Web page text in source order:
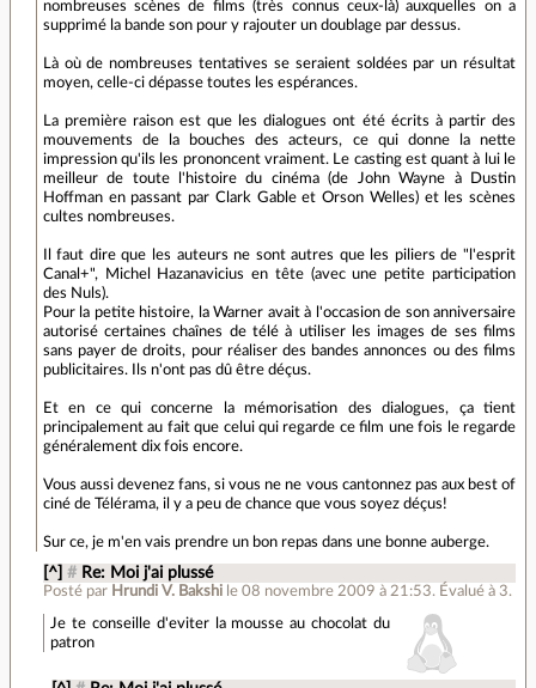
nombreuses scènes de films (très connus ceux-là) auxquelles on a
supprimé la bande son pour y rajouter un doublage par dessus.
Là où de nombreuses tentatives se seraient soldées par un résultat
moyen, celle-ci dépasse toutes les espérances.
La première raison est que les dialogues ont été écrits à partir des
mouvements de la bouches des acteurs, ce qui donne la nette
impression qu'ils les prononcent vraiment. Le casting est quant à lui le
meilleur de toute l'histoire du cinéma (de John Wayne à Dustin
Hoffman en passant par Clark Gable et Orson Welles) et les scènes
cultes nombreuses.
Il faut dire que les auteurs ne sont autres que les piliers de "l'esprit
Canal+", Michel Hazanavicius en tête (avec une petite participation
des Nuls).
Pour la petite histoire, la Warner avait à l'occasion de son anniversaire
autorisé certaines chaînes de télé à utiliser les images de ses films
sans payer de droits, pour réaliser des bandes annonces ou des films
publicitaires. Ils n'ont pas dû être déçus.
Et en ce qui concerne la mémorisation des dialogues, ça tient
principalement au fait que celui qui regarde ce film une fois le regarde
généralement dix fois encore.
Vous aussi devenez fans, si vous ne ne vous cantonnez pas aux best of
ciné de Télérama, il y a peu de chance que vous soyez déçus!
Sur ce, je m'en vais prendre un bon repas dans une bonne auberge.
[^] # Re: Moi j'ai plussé
Posté par Hrundi V. Bakshi le 08 novembre 2009 à 21:53. Évalué à 3.
Je te conseille d'eviter la mousse au chocolat du
patron